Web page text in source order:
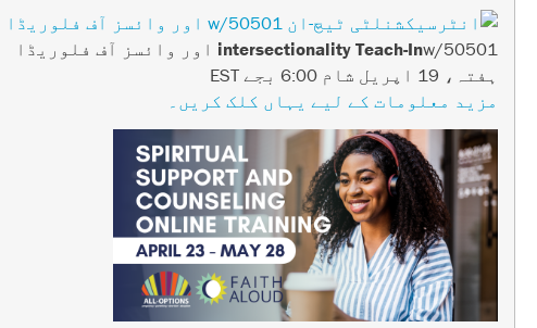
intersectionality Teach-Inw/50501 اور وائسز آف فلوریڈا
ہفتہ، 19 اپریل شام 6:00 بجے EST
مزید معلومات کے لیے یہاں کلک کریں۔